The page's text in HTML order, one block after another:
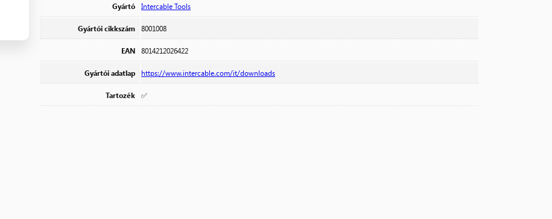
Gyártó Intercable Tools
Gyártói cikkszám 8001008
EAN 8014212026422
Gyártói adatlap https://www.intercable.com/it/downloads
Tartozék ✅